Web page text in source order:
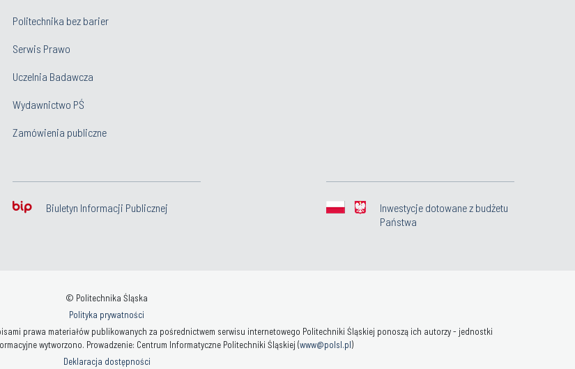
Politechnika bez barier
Serwis Prawo
Uczelnia Badawcza
Wydawnictwo PŚ
Zamówienia publiczne
Biuletyn Informacji Publicznej
Inwestycje dotowane z budżetu
Państwa
© Politechnika Śląska
Polityka prywatności
prawa materiałów publikowanych za pośrednictwem serwisu internetowego Politechniki Śląskiej ponoszą ich autorzy - jednostki
wytworzono. Prowadzenie: Centrum Informatyczne Politechniki Śląskiej (www@polsl.pl)
Deklaracja dostępności